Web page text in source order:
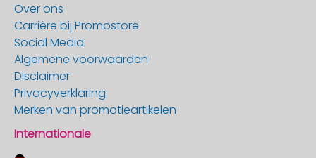
Over ons
Carrière bij Promostore
Social Media
Algemene voorwaarden
Disclaimer
Privacyverklaring
Merken van promotieartikelen
Internationale